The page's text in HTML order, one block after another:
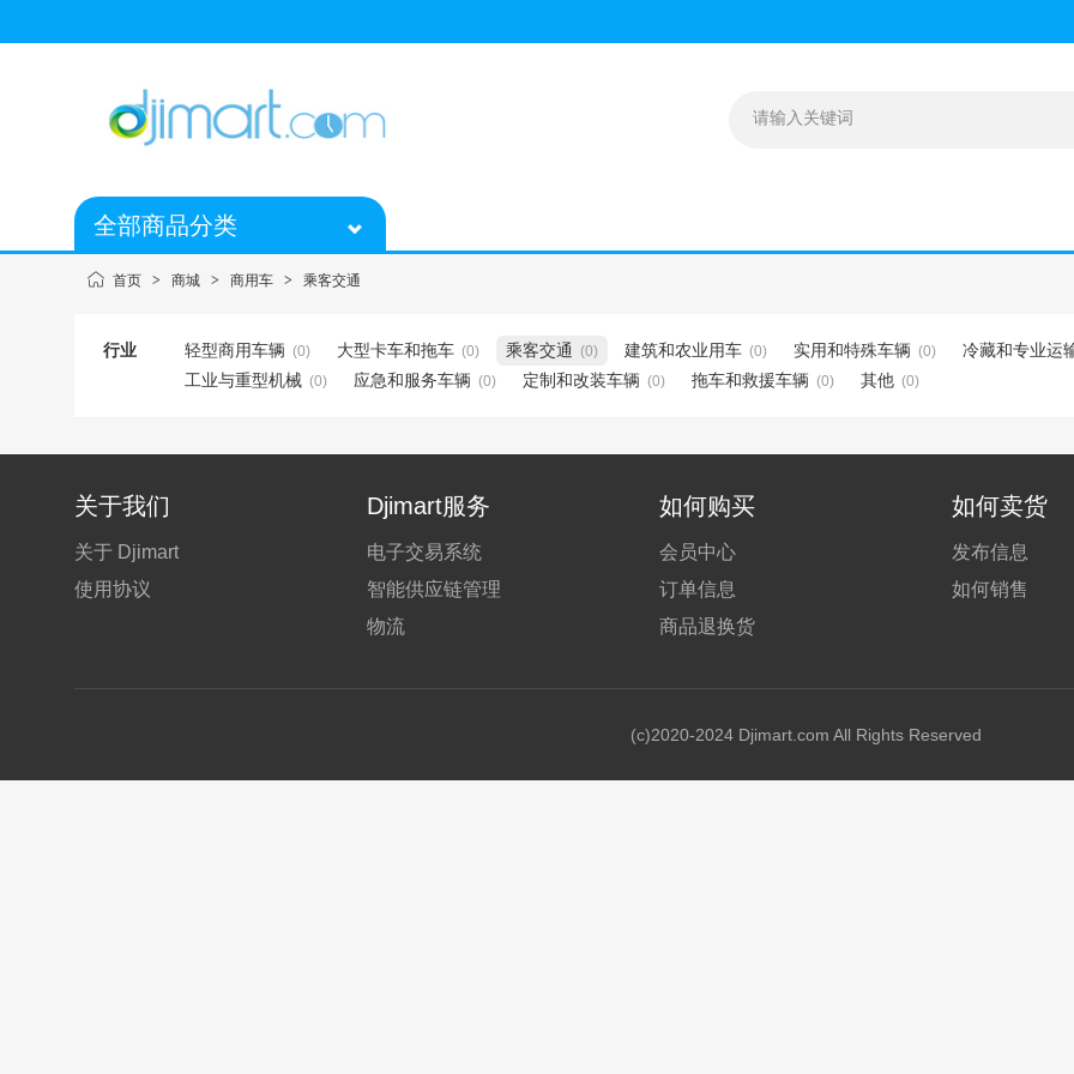
全部商品分类
首页 > 商城 > 商用车 > 乘客交通
行业 轻型商用车辆 (0) 大型卡车和拖车 (0) 乘客交通 (0) 建筑和农业用车 (0) 实用和特殊车辆 (0) 冷藏和专业运
工业与重型机械 (0) 应急和服务车辆 (0) 定制和改装车辆 (0) 拖车和救援车辆 (0) 其他 (0)
关于我们
关于 Djimart
使用协议
Djimart服务
电子交易系统
智能供应链管理
物流
如何购买
会员中心
订单信息
商品退换货
如何卖货
发布信息
如何销售
(c)2020-2024 Djimart.com All Rights Reserved